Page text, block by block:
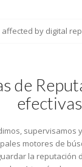
affected by digital
de
efectivas
supervisamos
motores de
la reputación